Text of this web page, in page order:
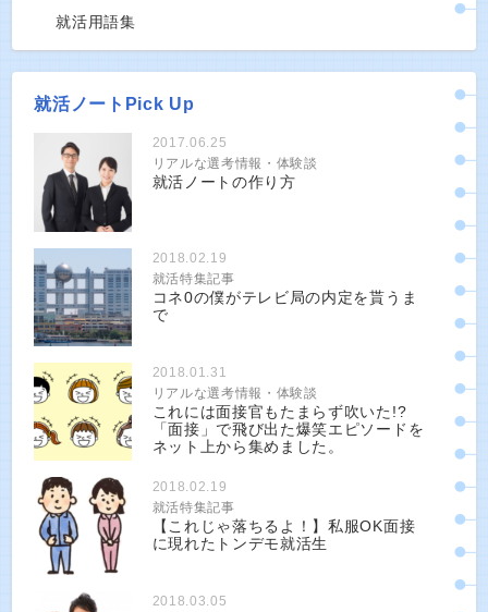
就活用語集
就活ノートPick Up
2017.06.25
リアルな選考情報・体験談
就活ノートの作り方
2018.02.19
就活特集記事
コネ0の僕がテレビ局の内定を貰うま
で
2018.01.31
リアルな選考情報・体験談
これには面接官もたまらず吹いた!?
「面接」で飛び出た爆笑エピソードを
ネット上から集めました。
2018.02.19
就活特集記事
【これじゃ落ちるよ！】私服OK面接
に現れたトンデモ就活生
2018.03.05